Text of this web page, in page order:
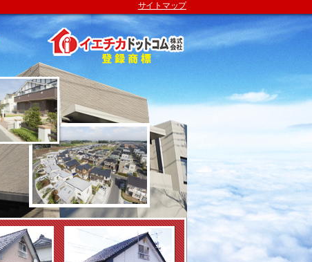
サイトマップ